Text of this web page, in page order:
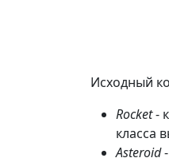
Исходный
Rocket-
класса
Asteroid-